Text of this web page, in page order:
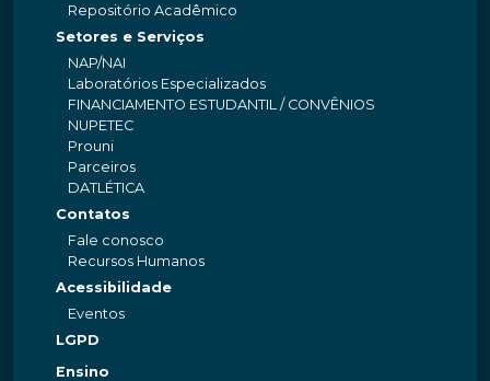
Repositório Acadêmico
Setores e Serviços
NAP/NAI
Laboratórios Especializados
FINANCIAMENTO ESTUDANTIL / CONVÊNIOS
NUPETEC
Prouni
Parceiros
DATLÉTICA
Contatos
Fale conosco
Recursos Humanos
Acessibilidade
Eventos
LGPD
Ensino